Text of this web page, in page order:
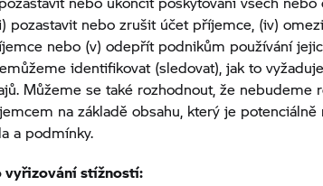
pozastavit nebo zrušit účet příjemce, (iv)
nebo (v) odepřít podnikům používání
identifikovat (sledovat), jak to
Můžeme se také rozhodnout, že nebudeme
na základě obsahu, který je potenciálně
a podmínky.
vyřizování stížností: